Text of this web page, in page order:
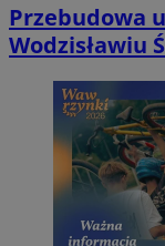
Przebudowa
Wodzisławiu